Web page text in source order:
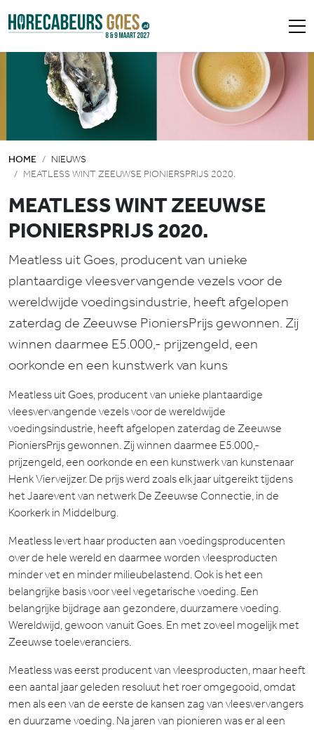
HOME
NIEUWS
MEATLESS WINT ZEEUWSE PIONIERSPRIJS 2020.
MEATLESS WINT ZEEUWSE
PIONIERSPRIJS 2020.
Meatless uit Goes, producent van unieke
plantaardige vleesvervangende vezels voor de
wereldwijde voedingsindustrie, heeft afgelopen
zaterdag de Zeeuwse PioniersPrijs gewonnen. Zij
winnen daarmee E5.000,- prijzengeld, een
oorkonde en een kunstwerk van kuns
Meatless uit Goes, producent van unieke plantaardige
vleesvervangende vezels voor de wereldwijde
voedingsindustrie, heeft afgelopen zaterdag de Zeeuwse
PioniersPrijs gewonnen. Zij winnen daarmee E5.000,-
prijzengeld, een oorkonde en een kunstwerk van kunstenaar
Henk Vierveijzer. De prijs werd zoals elk jaar uitgereikt tijdens
het Jaarevent van netwerk De Zeeuwse Connectie, in de
Koorkerk in Middelburg.
Meatless levert haar producten aan voedingsproducenten
over de hele wereld en daarmee worden vleesproducten
minder vet en minder milieubelastend. Ook is het een
belangrijke basis voor veel vegetarische voeding. Een
belangrijke bijdrage aan gezondere, duurzamere voeding.
Wereldwijd, gewoon vanuit Goes. En met zoveel mogelijk met
Zeeuwse toeleveranciers.
Meatless was eerst producent van vleesproducten, maar heeft
een aantal jaar geleden resoluut het roer omgegooid, omdat
men als een van de eerste de kansen zag van vleesvervangers
en duurzame voeding. Na jaren van pionieren was er al een